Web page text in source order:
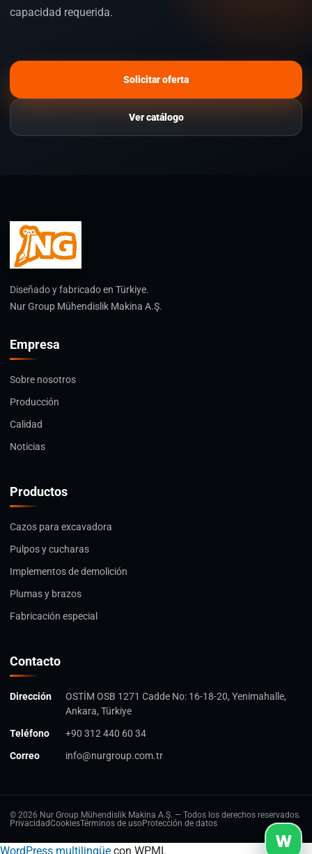
capacidad requerida.
Solicitar oferta
Ver catálogo
Diseñado y fabricado en Türkiye.
Nur Group Mühendislik Makina A.Ş.
Empresa
Sobre nosotros
Producción
Calidad
Noticias
Productos
Cazos para excavadora
Pulpos y cucharas
Implementos de demolición
Plumas y brazos
Fabricación especial
Contacto
Dirección
OSTİM OSB 1271 Cadde No: 16-18-20, Yenimahalle,
Ankara, Türkiye
Teléfono
+90 312 440 60 34
Correo
info@nurgroup.com.tr
© 2026 Nur Group Mühendislik Makina A.Ş. — Todos los derechos reservados.
PrivacidadCookiesTérminos de usoProtección de datos
W
WordPress multilingüe con WPML